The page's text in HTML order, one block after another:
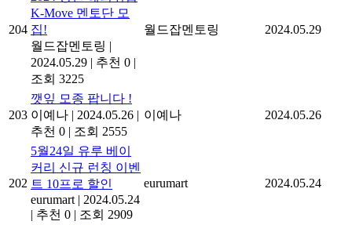
204
K-Move 멘토단 모
집!
월드잡멘토링 |
2024.05.29 | 추천 0 |
조회 3225
월드잡멘토링 2024.05.29
203
깻잎 모종 팝니다 !
이예나 | 2024.05.26 |
추천 0 | 조회 2555
이예나 2024.05.26
202
5월24일 유루 베이
커리 신규 런칭 이벤
트 10프로 할인
eurumart | 2024.05.24
| 추천 0 | 조회 2909
eurumart 2024.05.24